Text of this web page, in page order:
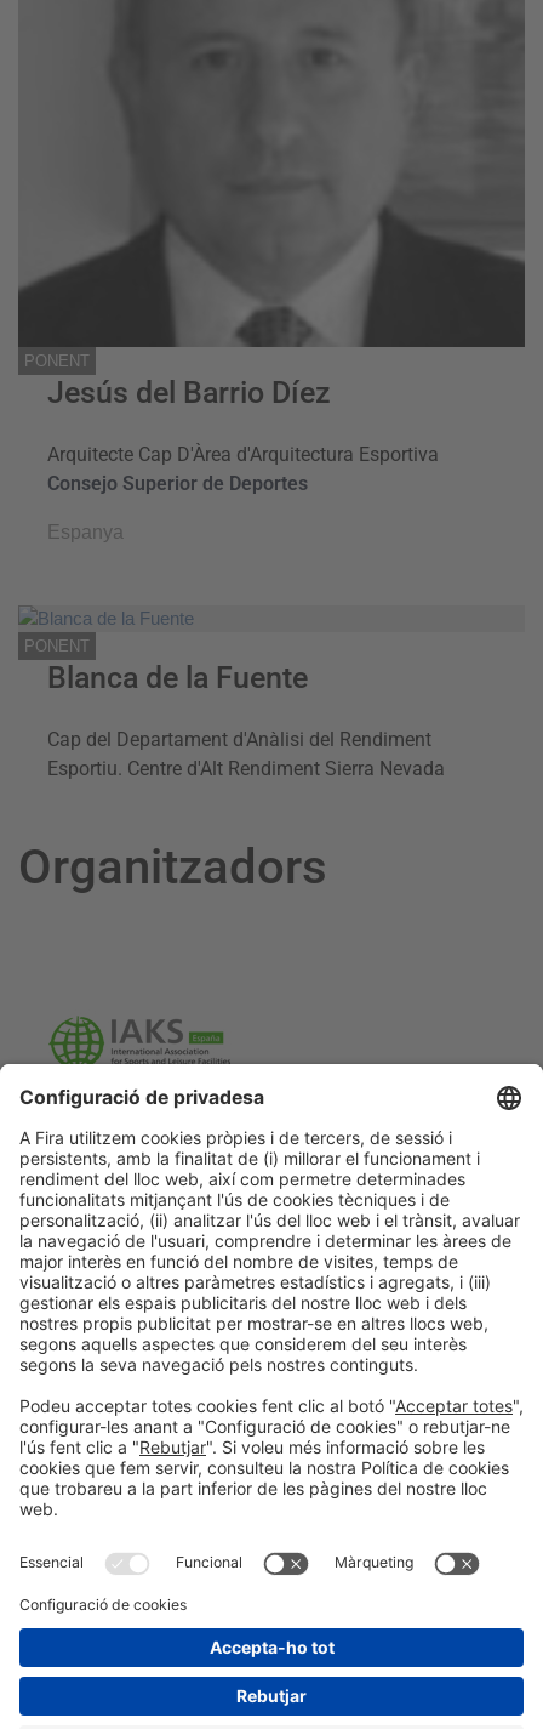
PONENT
Jesús del Barrio Díez
Arquitecte Cap D'Àrea d'Arquitectura Esportiva
Consejo Superior de Deportes
Espanya
PONENT
Blanca de la Fuente
Cap del Departament d'Anàlisi del Rendiment
Esportiu. Centre d'Alt Rendiment Sierra Nevada
Organitzadors
Informació generalAvís legalPolítica de privacitat
Política de cookies
#PISCINABARCELONA
© 2024 Fira de Barcelona
Instagram?